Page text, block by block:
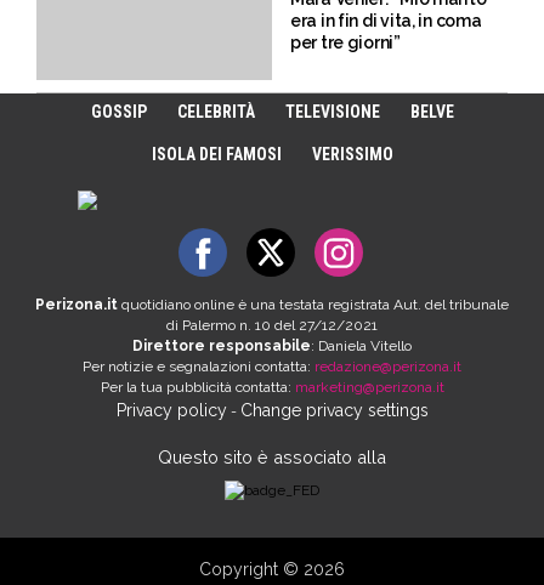
era in fin di vita, in coma
per tre giorni”
GOSSIP CELEBRITÀ TELEVISIONE BELVE
ISOLA DEI FAMOSI VERISSIMO
Perizona.it quotidiano online è una testata registrata Aut. del tribunale
di Palermo n. 10 del 27/12/2021
Direttore responsabile: Daniela Vitello
Per notizie e segnalazioni contatta: redazione@perizona.it
Per la tua pubblicità contatta: marketing@perizona.it
Privacy policy- Change privacy settings
Questo sito è associato alla
Copyright © 2026